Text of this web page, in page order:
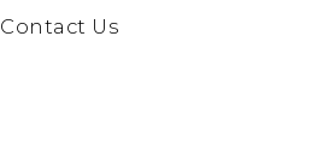
Contact Us